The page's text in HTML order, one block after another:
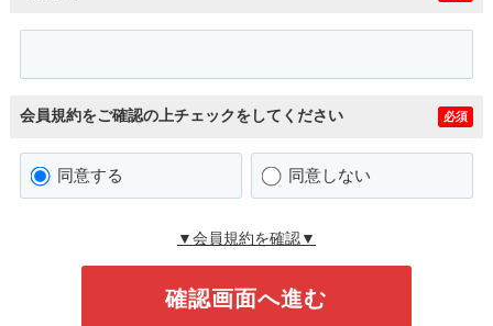
会員規約をご確認の上チェックをしてください 必須
同意する 同意しない
▼会員規約を確認▼